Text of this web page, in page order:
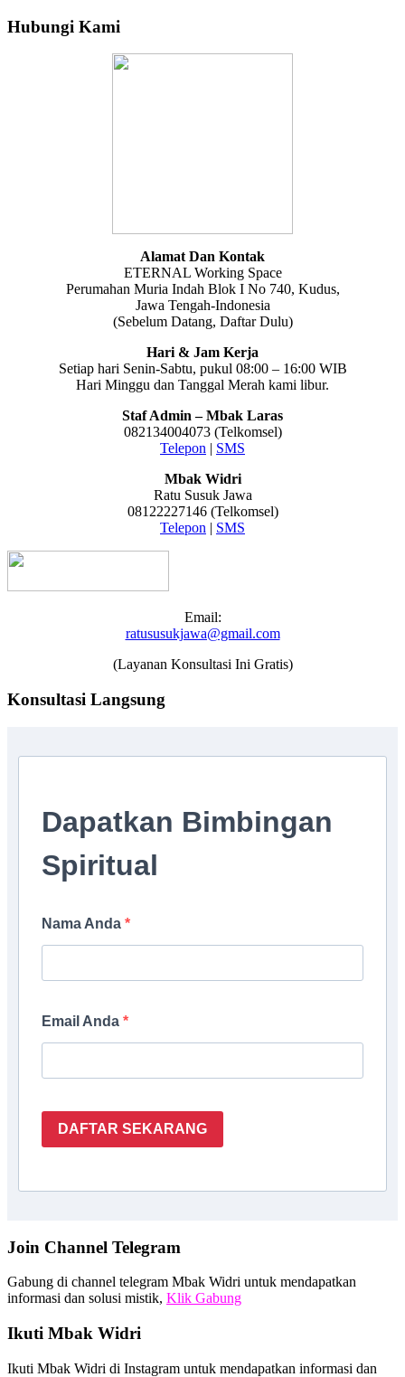
Hubungi Kami
Alamat Dan Kontak
ETERNAL Working Space
Perumahan Muria Indah Blok I No 740, Kudus,
Jawa Tengah-Indonesia
(Sebelum Datang, Daftar Dulu)
Hari & Jam Kerja
Setiap hari Senin-Sabtu, pukul 08:00 – 16:00 WIB
Hari Minggu dan Tanggal Merah kami libur.
Staf Admin – Mbak Laras
082134004073 (Telkomsel)
Telepon | SMS
Mbak Widri
Ratu Susuk Jawa
08122227146 (Telkomsel)
Telepon | SMS
Email:
ratususukjawa@gmail.com
(Layanan Konsultasi Ini Gratis)
Konsultasi Langsung
Dapatkan Bimbingan
Spiritual
Nama Anda
Email Anda
DAFTAR SEKARANG
Join Channel Telegram
Gabung di channel telegram Mbak Widri untuk mendapatkan
informasi dan solusi mistik, Klik Gabung
Ikuti Mbak Widri
Ikuti Mbak Widri di Instagram untuk mendapatkan informasi dan